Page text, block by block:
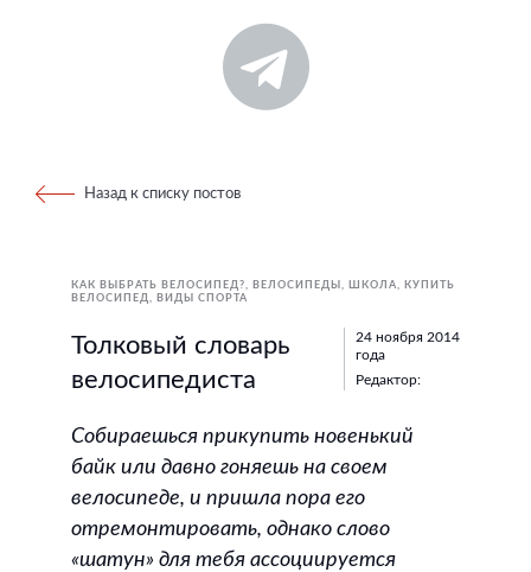
Назад к списку постов
КАК ВЫБРАТЬ ВЕЛОСИПЕД? ВЕЛОСИПЕДЫ ШКОЛА
КУПИТЬ
ВЕЛОСИПЕД
ВИДЫ СПОРТА
Толковый словарь
велосипедиста
24 ноября 2014
года
Редактор:
Собираешься прикупить новенький
байк или давно гоняешь на своем
велосипеде, и пришла пора его
отремонтировать, однако слово
«шатун» для тебя ассоциируется